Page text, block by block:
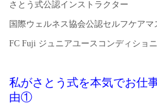
さとう式公認インストラクター
国際ウェルネス協会公認セルフケアマ
FC Fuji ジュニアユースコンディショ
私がさとう式を本気でお仕
由①